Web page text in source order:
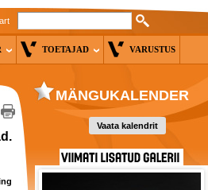
TOETAJAD VARUSTUS
MÄNGUKALENDER
Vaata kalendrit